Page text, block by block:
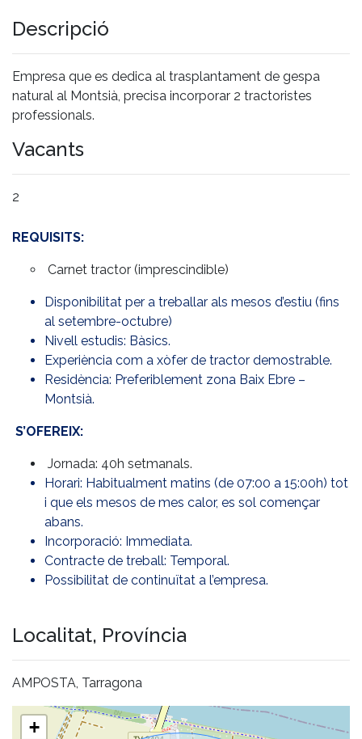
Descripció
Empresa que es dedica al trasplantament de gespa
natural al Montsià, precisa incorporar 2 tractoristes
professionals.
Vacants
2
REQUISITS:
Carnet tractor (imprescindible)
Disponibilitat per a treballar als mesos d’estiu (fins
al setembre-octubre)
Nivell estudis: Bàsics.
Experiència com a xòfer de tractor demostrable.
Residència: Preferiblement zona Baix Ebre –
Montsià.
S’OFEREIX:
Jornada: 40h setmanals.
Horari: Habitualment matins (de 07:00 a 15:00h) tot
i que els mesos de mes calor, es sol començar
abans.
Incorporació: Immediata.
Contracte de treball: Temporal.
Possibilitat de continuïtat a l’empresa.
Localitat, Província
AMPOSTA, Tarragona
+